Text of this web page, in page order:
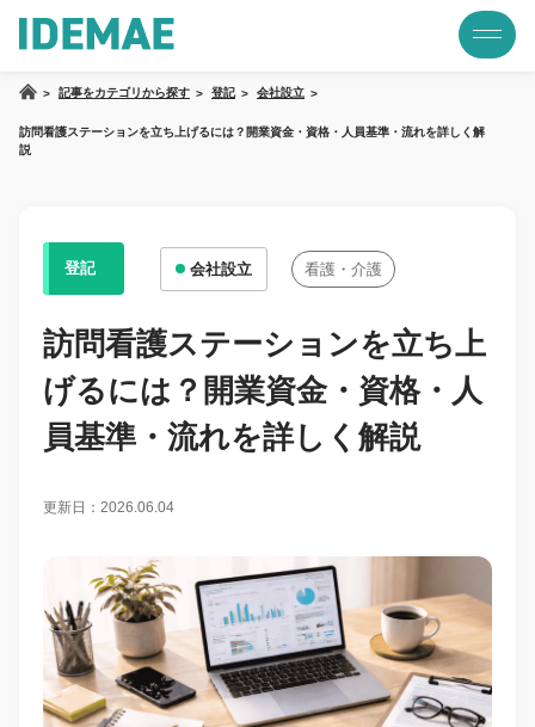
記事をカテゴリから探す 登記 会社設立
訪問看護ステーションを立ち上げるには？開業資金・資格・人員基準・流れを詳しく解
説
登記 会社設立 看護・介護
訪問看護ステーションを立ち上
げるには？開業資金・資格・人
員基準・流れを詳しく解説
更新日：2026.06.04